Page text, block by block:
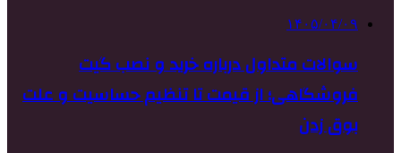
۱۴۰۵/۰۴/۰۹
سوالات متداول درباره خرید و نصب گیت
فروشگاهی؛ از قیمت تا تنظیم حساسیت و علت
بوق زدن